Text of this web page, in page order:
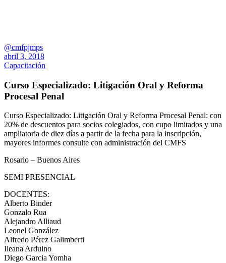
@cmfpjmps
abril 3, 2018
Capacitación
Curso Especializado: Litigación Oral y Reforma
Procesal Penal
Curso Especializado: Litigación Oral y Reforma Procesal Penal: con
20% de descuentos para socios colegiados, con cupo limitados y una
ampliatoria de diez días a partir de la fecha para la inscripción,
mayores informes consulte con administración del CMFS
Rosario – Buenos Aires
SEMI PRESENCIAL
DOCENTES:
Alberto Binder
Gonzalo Rua
Alejandro Alliaud
Leonel González
Alfredo Pérez Galimberti
Ileana Arduino
Diego Garcia Yomha